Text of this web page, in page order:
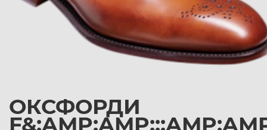
ОКСФОРДИ